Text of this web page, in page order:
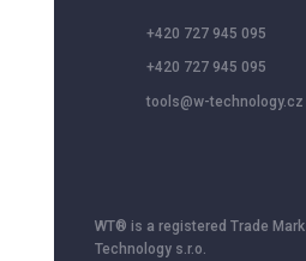
+420 727 945 095
+420 727 945 095
tools@w-technology.cz
WT® is a registered Trade
Technology s.r.o.